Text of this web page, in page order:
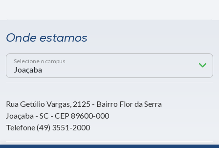
Onde estamos
Selecione o campus
Rua Getúlio Vargas, 2125 - Bairro Flor da Serra
Joaçaba - SC - CEP 89600-000
Telefone (49) 3551-2000